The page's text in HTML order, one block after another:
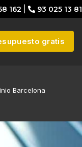
162 93 025 13 81
gratis
Barcelona